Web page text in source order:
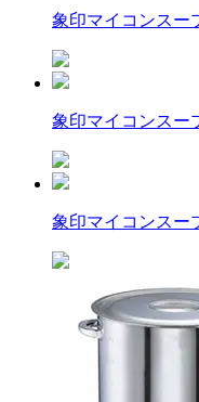
象印マイコンスー
象印マイコンスー
象印マイコンスー